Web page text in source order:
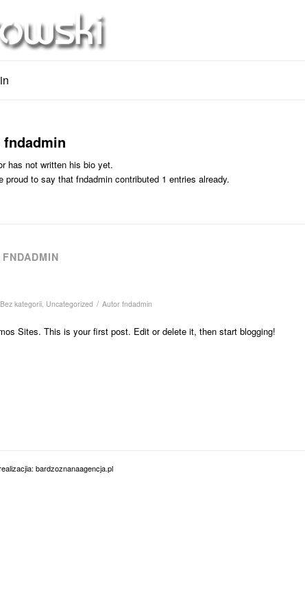
fndadmin
has not written his bio yet.
proud to say that fndadmin contributed 1 entries already.
Bez kategorii, Uncategorized / Autor fndadmin
Sites. This is your first post. Edit or delete it, then start blogging!
bardzoznanaagencja.pl